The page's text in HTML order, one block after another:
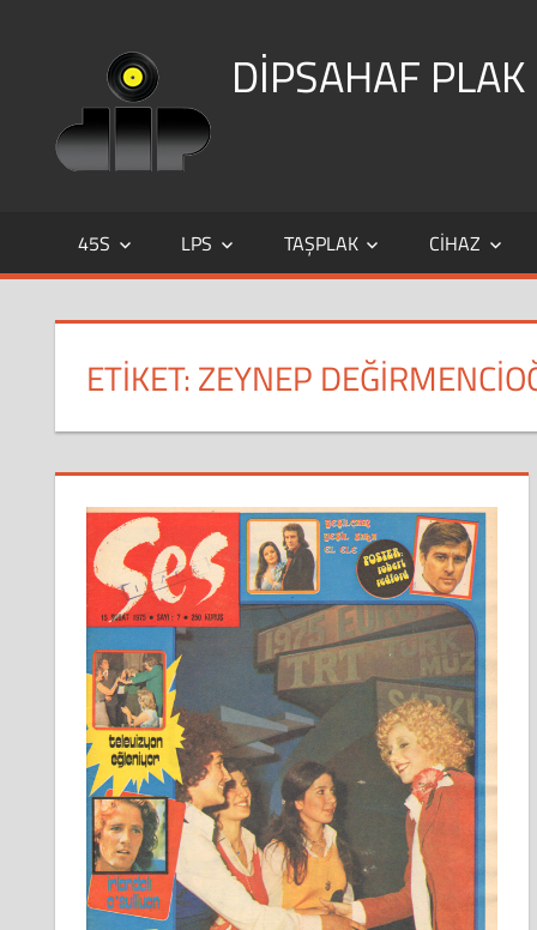
DİPSAHAF PLAK
DİPSAHAF
45S LPS TAŞPLAK CIHAZ
ETIKET:ZEYNEP